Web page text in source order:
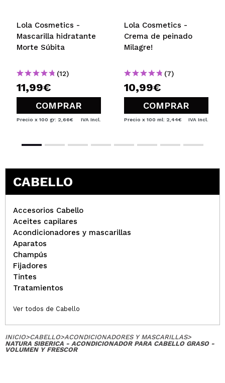
Lola Cosmetics -
Mascarilla hidratante
Morte Súbita
(12)
11,99€
COMPRAR
Precio x 100 gr: 2,66€ IVA Incl.
Lola Cosmetics -
Crema de peinado
Milagre!
(7)
10,99€
COMPRAR
Precio x 100 ml: 2,44€ IVA Incl.
CABELLO
Accesorios Cabello
Aceites capilares
Acondicionadores y mascarillas
Aparatos
Champús
Fijadores
Tintes
Tratamientos
Ver todos de Cabello
INICIO>CABELLO>ACONDICIONADORES Y MASCARILLAS>
NATURA SIBERICA - ACONDICIONADOR PARA CABELLO GRASO -
VOLUMEN Y FRESCOR